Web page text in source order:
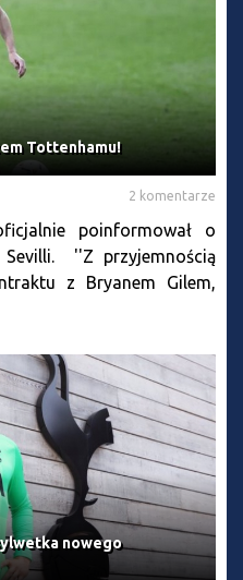
Tottenhamu!
2 komentarze
poinformował o
''Z przyjemnością
z Bryanem Gilem,
nowego